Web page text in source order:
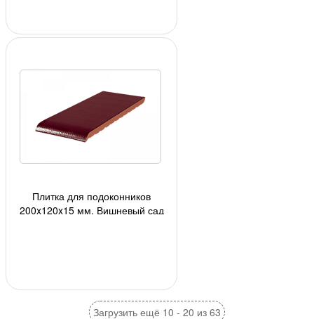
Плитка для подоконников
200x120x15 мм, Вишневый сад
Загрузить ещё 10 - 20 из 63